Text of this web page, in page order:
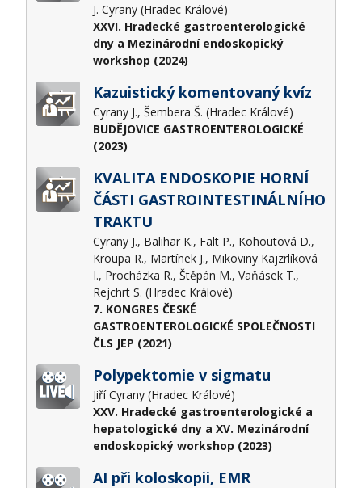
J. Cyrany (Hradec Králové)
XXVI. Hradecké gastroenterologické
dny a Mezinárodní endoskopický
workshop (2024)
Kazuistický komentovaný kvíz
Cyrany J., Šembera Š. (Hradec Králové)
BUDĚJOVICE GASTROENTEROLOGICKÉ
(2023)
KVALITA ENDOSKOPIE HORNÍ
ČÁSTI GASTROINTESTINÁLNÍHO
TRAKTU
Cyrany J., Balihar K., Falt P., Kohoutová D.,
Kroupa R., Martínek J., Mikoviny Kajzrlíková
I., Procházka R., Štěpán M., Vaňásek T.,
Rejchrt S. (Hradec Králové)
7. KONGRES ČESKÉ
GASTROENTEROLOGICKÉ SPOLEČNOSTI
ČLS JEP (2021)
Polypektomie v sigmatu
Jiří Cyrany (Hradec Králové)
XXV. Hradecké gastroenterologické a
hepatologické dny a XV. Mezinárodní
endoskopický workshop (2023)
AI při koloskopii, EMR